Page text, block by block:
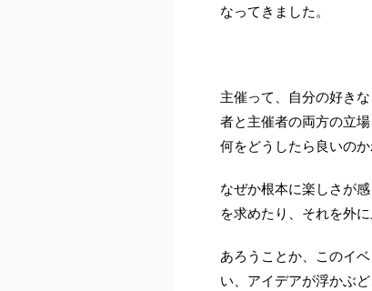
なってきました。
主催って、自分の好き
者と主催者の両方の立
何をどうしたら良いの
なぜか根本に楽しさが
を求めたり、それを外
あろうことか、このイ
い、アイデアが浮かぶ